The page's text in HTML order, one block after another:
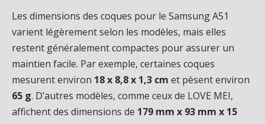
Les dimensions des coques pour le Samsung A51
varient légèrement selon les modèles, mais elles
restent généralement compactes pour assurer un
maintien facile. Par exemple, certaines coques
mesurent environ 18 x 8,8 x 1,3 cm et pèsent environ
65 g. D’autres modèles, comme ceux de LOVE MEI,
affichent des dimensions de 179 mm x 93 mm x 15